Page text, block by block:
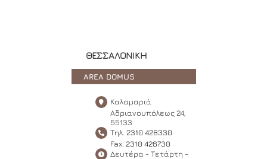
ΘΕΣΣΑΛΟΝΙΚΗ
AREA DOMUS
Καλαμαριά
Αδριανουπόλεως 24,
55133
Τηλ. 2310 428330
Fax. 2310 426730
Δευτέρα - Τετάρτη -